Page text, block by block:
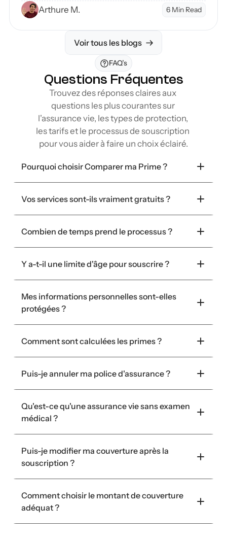
couverture et étapes pour sécuriser votre avenir
financier.
Arthure M. 6 Min Read
Voir tous les blogs
FAQ’s
Questions Fréquentes
Trouvez des réponses claires aux
questions les plus courantes sur
l'assurance vie, les types de protection,
les tarifs et le processus de souscription
pour vous aider à faire un choix éclairé.
Pourquoi choisir Comparer ma Prime ?
Vos services sont-ils vraiment gratuits ?
Combien de temps prend le processus ?
Y a-t-il une limite d'âge pour souscrire ?
Mes informations personnelles sont-elles
protégées ?
Comment sont calculées les primes ?
Puis-je annuler ma police d'assurance ?
Qu'est-ce qu'une assurance vie sans examen
médical ?
Puis-je modifier ma couverture après la
souscription ?
Comment choisir le montant de couverture
adéquat ?